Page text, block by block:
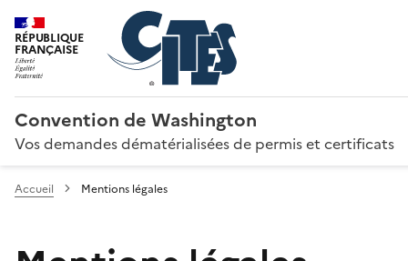
RÉPUBLIQUE
FRANÇAISE
Convention de Washington
Vos demandes dématérialisées de permis et certificats
Accueil Mentions légales